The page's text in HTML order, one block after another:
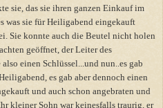
sie, das sie ihren ganzen Einkauf im
was sie für Heiligabend eingekauft
Sie konnte auch die Beutel nicht holen
geöffnet, der Leiter des
einen Schlüssel...und nun..es gab
es gab aber dennoch einen
und auch schon angebraten und
kleiner Sohn war keinesfalls traurig, er